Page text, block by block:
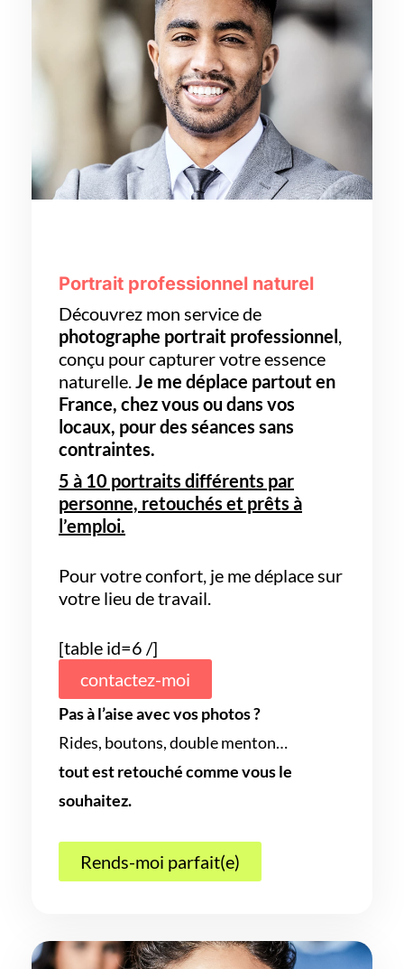
Portrait professionnel naturel
Découvrez mon service de
photographe portrait professionnel
conçu pour capturer votre essence
naturelle. Je me déplace partout en
France, chez vous ou dans vos
locaux, pour des séances sans
contraintes.
5 à 10 portraits différents par
personne, retouchés et prêts à
l’emploi.
Pour votre confort, je me déplace sur
votre lieu de travail.
[table id=6 /]
contactez-moi
Pas à l’aise avec vos photos ?
Rides, boutons, double menton…
tout est retouché comme vous le
souhaitez.
Rends-moi parfait(e)